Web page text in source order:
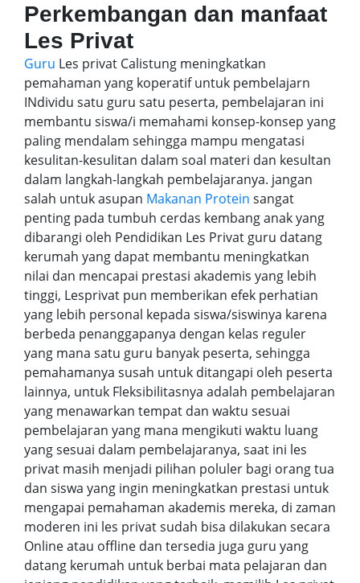
Perkembangan dan manfaat
Les Privat
Guru Les privat Calistung meningkatkan
pemahaman yang koperatif untuk pembelajarn
INdividu satu guru satu peserta, pembelajaran ini
membantu siswa/i memahami konsep-konsep yang
paling mendalam sehingga mampu mengatasi
kesulitan-kesulitan dalam soal materi dan kesultan
dalam langkah-langkah pembelajaranya. jangan
salah untuk asupan Makanan Protein sangat
penting pada tumbuh cerdas kembang anak yang
dibarangi oleh Pendidikan Les Privat guru datang
kerumah yang dapat membantu meningkatkan
nilai dan mencapai prestasi akademis yang lebih
tinggi, Lesprivat pun memberikan efek perhatian
yang lebih personal kepada siswa/siswinya karena
berbeda penanggapanya dengan kelas reguler
yang mana satu guru banyak peserta, sehingga
pemahamanya susah untuk ditangapi oleh peserta
lainnya, untuk Fleksibilitasnya adalah pembelajaran
yang menawarkan tempat dan waktu sesuai
pembelajaran yang mana mengikuti waktu luang
yang sesuai dalam pembelajaranya, saat ini les
privat masih menjadi pilihan poluler bagi orang tua
dan siswa yang ingin meningkatkan prestasi untuk
mengapai pemahaman akademis mereka, di zaman
moderen ini les privat sudah bisa dilakukan secara
Online atau offline dan tersedia juga guru yang
datang kerumah untuk berbai mata pelajaran dan